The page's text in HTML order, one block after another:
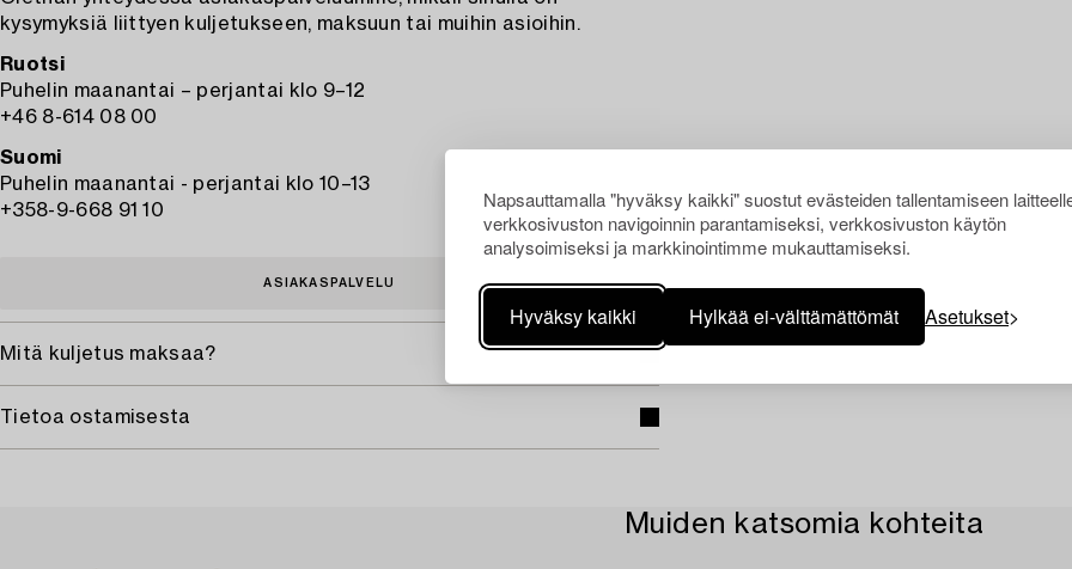
Napsauttamalla "hyväksy kaikki" suostut evästeiden tallentamiseen
verkkosivuston navigoinnin parantamiseksi, verkkosivuston käytön
analysoimiseksi ja markkinointimme mukauttamiseksi.
Hyväksy kaikki Hylkää ei-välttämättömät Asetukset
kysymyksiä liittyen kuljetukseen, maksuun tai muihin asioihin.
Ruotsi
Puhelin maanantai – perjantai klo 9–12
+46 8-614 08 00
Suomi
Puhelin maanantai - perjantai klo 10–13
+358-9-668 91 10
ASIAKASPALVELU
Mitä kuljetus maksaa?
Tietoa ostamisesta
Muiden katsomia kohteita